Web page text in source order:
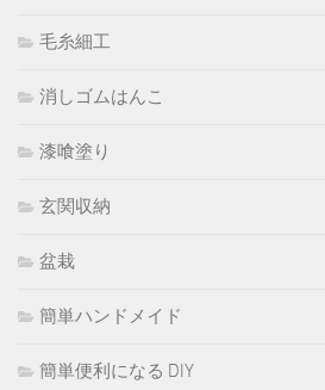
毛糸細工
消しゴムはんこ
漆喰塗り
玄関収納
盆栽
簡単ハンドメイド
簡単便利になる DIY